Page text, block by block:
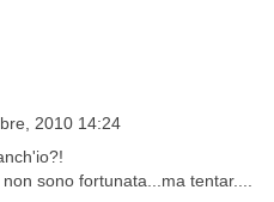
2010 14:24
sono fortunata...ma tentar....